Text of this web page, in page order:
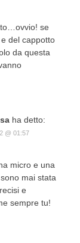
se
del cappotto
da questa
ha detto:
@ 01:57
micro e una
mai stata
e
sempre tu!